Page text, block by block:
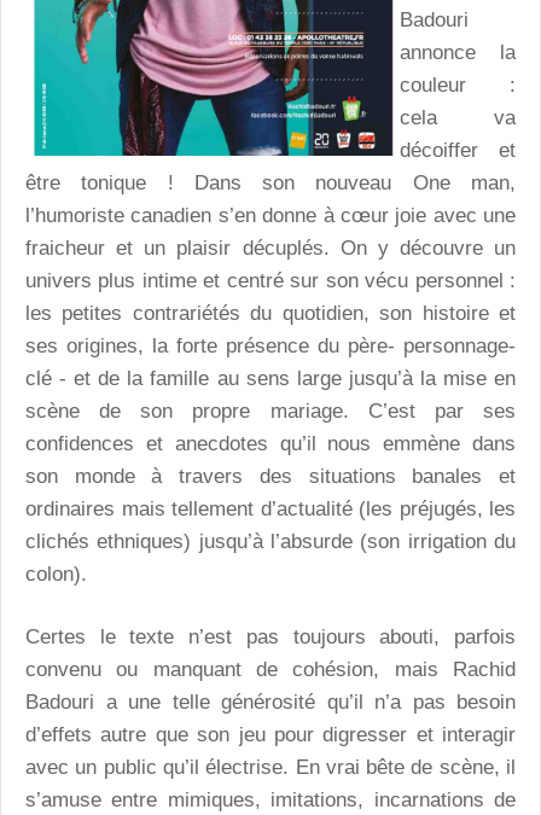
Badouri
annonce la
couleur :
cela va
décoiffer et
être tonique ! Dans son nouveau One man,
l’humoriste canadien s’en donne à cœur joie avec une
fraicheur et un plaisir décuplés. On y découvre un
univers plus intime et centré sur son vécu personnel :
les petites contrariétés du quotidien, son histoire et
ses origines, la forte présence du père- personnage-
clé - et de la famille au sens large jusqu’à la mise en
scène de son propre mariage. C’est par ses
confidences et anecdotes qu’il nous emmène dans
son monde à travers des situations banales et
ordinaires mais tellement d’actualité (les préjugés, les
clichés ethniques) jusqu’à l’absurde (son irrigation du
colon).
Certes le texte n’est pas toujours abouti, parfois
convenu ou manquant de cohésion, mais Rachid
Badouri a une telle générosité qu’il n’a pas besoin
d’effets autre que son jeu pour digresser et interagir
avec un public qu’il électrise. En vrai bête de scène, il
s’amuse entre mimiques, imitations, incarnations de